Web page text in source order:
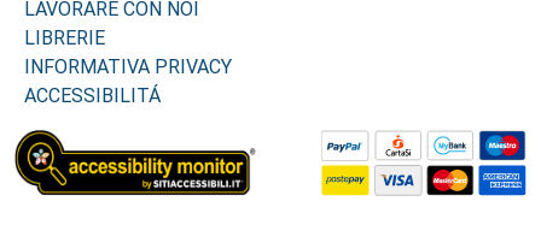
LAVORARE CON NOI
LIBRERIE
INFORMATIVA PRIVACY
ACCESSIBILITÁ